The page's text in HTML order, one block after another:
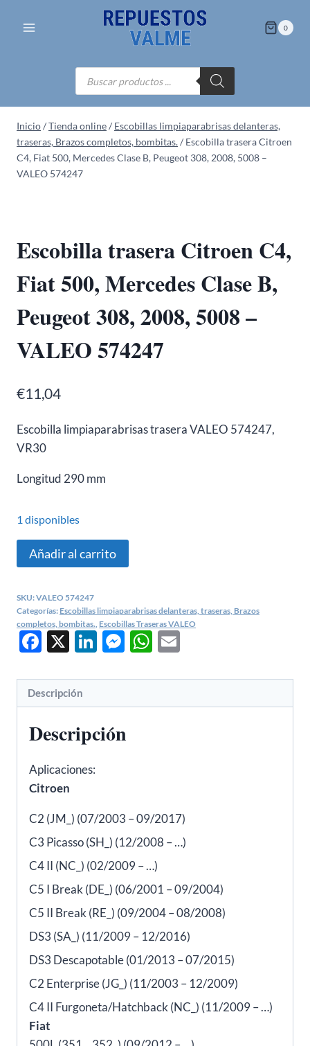
0
Búsqueda
de
productos
Inicio/Tienda online/ Escobillas limpiaparabrisas delanteras,
traseras, Brazos completos, bombitas./ Escobilla trasera Citroen
C4, Fiat 500, Mercedes Clase B, Peugeot 308, 2008, 5008 –
VALEO 574247
Escobilla trasera Citroen C4,
Fiat 500, Mercedes Clase B,
Peugeot 308, 2008, 5008 –
VALEO 574247
€11,04
Escobilla limpiaparabrisas trasera VALEO 574247,
VR30
Longitud 290 mm
1 disponibles
Escobilla
trasera
C4,
Fiat
500,
Clase
308,
5008
574247
cantidad
Añadir al carrito
SKU:VALEO 574247
Categorías: Escobillas limpiaparabrisas delanteras, traseras, Brazos
completos, bombitas. Escobillas Traseras VALEO
Facebook
X LinkedIn
Messenger
WhatsApp
Descripción
Descripción
Aplicaciones:
Citroen
C2 (JM_) (07/2003 – 09/2017)
C3 Picasso (SH_) (12/2008 – …)
C4 II (NC_) (02/2009 – …)
C5 I Break (DE_) (06/2001 – 09/2004)
C5 II Break (RE_) (09/2004 – 08/2008)
DS3 (SA_) (11/2009 – 12/2016)
DS3 Descapotable (01/2013 – 07/2015)
C2 Enterprise (JG_) (11/2003 – 12/2009)
C4 II Furgoneta/Hatchback (NC_) (11/2009 – …)
Fiat